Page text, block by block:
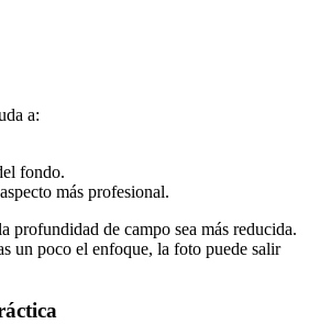
a:
fondo.
más profesional.
profundidad de campo sea más reducida.
un poco el enfoque, la foto puede salir